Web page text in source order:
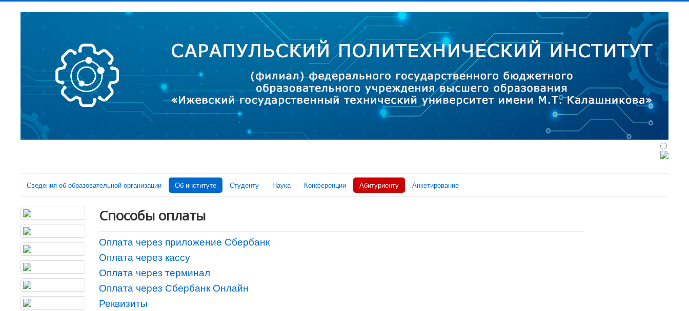
Сведения об образовательной организации Об институте Студенту Наука Конференции Абитуриенту Анкетирование
Способы оплаты
Оплата через приложение Сбербанк
Оплата через кассу
Оплата через терминал
Оплата через Сбербанк Онлайн
Реквизиты